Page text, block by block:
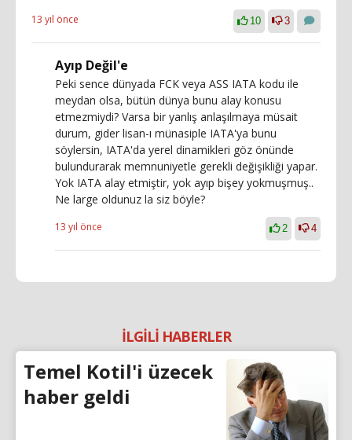
13 yıl önce 10 3
Ayıp Değil'e
Peki sence dünyada FCK veya ASS IATA kodu ile
meydan olsa, bütün dünya bunu alay konusu
etmezmiydi? Varsa bir yanlış anlaşılmaya müsait
durum, gider lisan-ı münasiple IATA'ya bunu
söylersin, IATA'da yerel dinamikleri göz önünde
bulundurarak memnuniyetle gerekli değişikliği yapar.
Yok IATA alay etmiştir, yok ayıp bişey yokmuşmuş..
Ne large oldunuz la siz böyle?
13 yıl önce 2 4
İLGİLİ HABERLER
Temel Kotil'i üzecek
haber geldi